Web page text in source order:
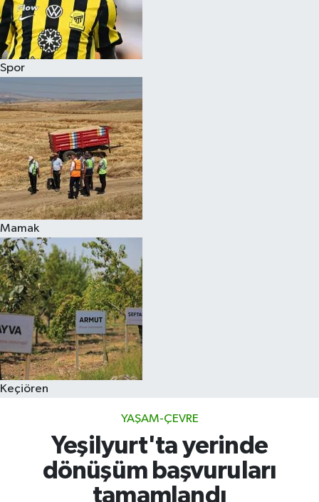
Spor
Mamak
Keçiören
YAŞAM-ÇEVRE
Yeşilyurt'ta yerinde
dönüşüm başvuruları
tamamlandı